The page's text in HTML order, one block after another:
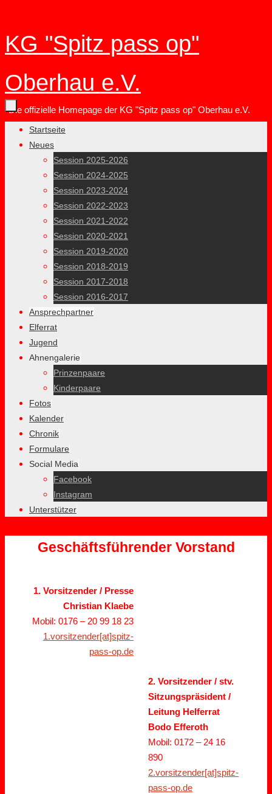
Inhalt
KG "Spitz pass op"
Oberhau e.V.
Die offizielle Homepage der KG "Spitz pass op" Oberhau e.V.
Zum
Inhalt
Startseite
Neues
Session 2025-2026
Session 2024-2025
Session 2023-2024
Session 2022-2023
Session 2021-2022
Session 2020-2021
Session 2019-2020
Session 2018-2019
Session 2017-2018
Session 2016-2017
Ansprechpartner
Elferrat
Jugend
Ahnengalerie
Prinzenpaare
Kinderpaare
Fotos
Kalender
Chronik
Formulare
Social Media
Facebook
Instagram
Unterstützer
Geschäftsführender Vorstand
1. Vorsitzender / Presse
Christian Klaebe
Mobil: 0176 – 20 99 18 23
1.vorsitzender[at]spitz-
pass-op.de
2. Vorsitzender / stv.
Sitzungspräsident /
Leitung Helferrat
Bodo Efferoth
Mobil: 0172 – 24 16
890
2.vorsitzender[at]spitz-
pass-op.de